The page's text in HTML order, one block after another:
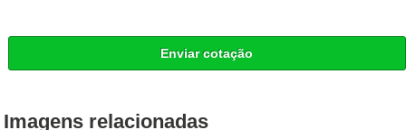
Enviar cotação
Imagens relacionadas